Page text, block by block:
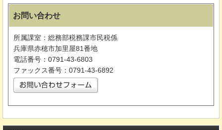
お問い合わせ
所属課室：総務部税務課市民税係
兵庫県赤穂市加里屋81番地
電話番号：0791-43-6803
ファックス番号：0791-43-6892